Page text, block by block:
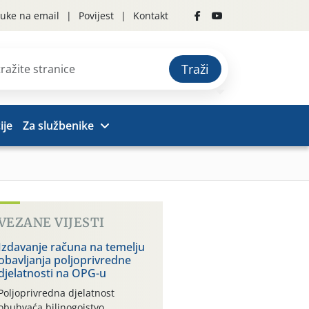
na email Povijest Kontakt
Traži
Za službenike
VIJESTI
računa na temelju
poljoprivredne
na OPG-u
djelatnost